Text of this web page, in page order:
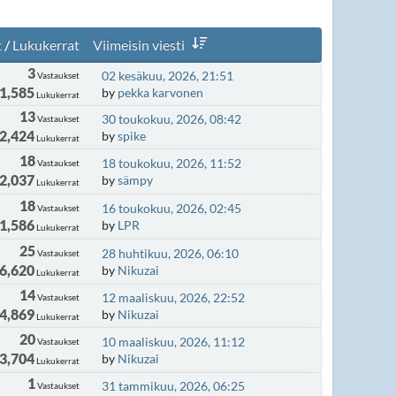
/Lukukerrat
Viimeisin viesti
3Vastaukset
1,585Lukukerrat
02 kesäkuu, 2026, 21:51
by pekka karvonen
13Vastaukset
2,424Lukukerrat
30 toukokuu, 2026, 08:42
byspike
18Vastaukset
2,037Lukukerrat
18 toukokuu, 2026, 11:52
bysämpy
18Vastaukset
1,586Lukukerrat
16 toukokuu, 2026, 02:45
by LPR
25Vastaukset
6,620Lukukerrat
28 huhtikuu, 2026, 06:10
by Nikuzai
14Vastaukset
4,869Lukukerrat
12 maaliskuu, 2026, 22:52
by Nikuzai
20Vastaukset
3,704Lukukerrat
10 maaliskuu, 2026, 11:12
by Nikuzai
1Vastaukset
31 tammikuu, 2026, 06:25